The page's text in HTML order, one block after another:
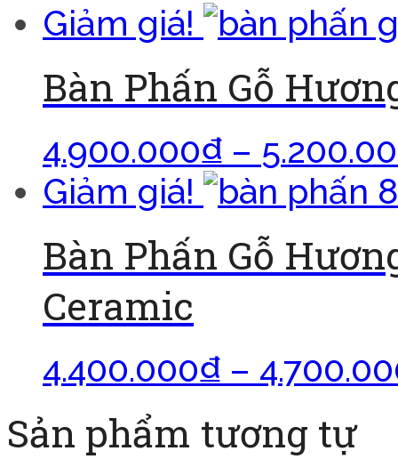
Giảm giá!
Bàn Phấn Gỗ
4.900.000₫ –
Giảm giá!
Bàn Phấn Gỗ
Ceramic
4.400.000₫ –
Sản phẩm tương tự